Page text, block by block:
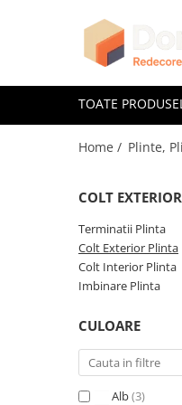
Toate Produsele
Parchet SPC
Riflaje Decorative
Riflaje Interioare
Glafuri Interioare
Glafuri Exterioare
Plinte MDF Premium
Accesorii Plinte
TOATE
Home / Plinte,
COLT
Terminatii Plinta
Colt Exterior Plinta
Colt Interior Plinta
Imbinare Plinta
CULOARE
Alb(3)